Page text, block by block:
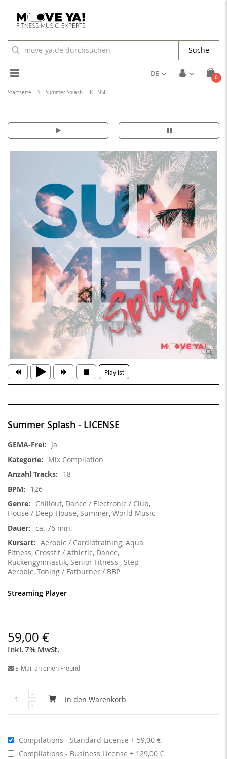
Cart
0
Toggle
Nav
DE
Suche
Startseite Summer Splash - LICENSE
Summer Splash - LICENSE
Weitere
Informationen
Ja
Mix Compilation
18
126
Chillout, Dance / Electronic / Club,
House / Deep House, Summer, World Music
ca. 76 min.
Aerobic / Cardiotraining, Aqua
Fitness, Crossfit / Athletic, Dance,
Rückengymnastik, Senior Fitness , Step
Aerobic, Toning / Fatburner / BBP
Streaming Player
59,00 €
Inkl. 7% MwSt.
E-Mail an einen Freund
Compilations - Standard License
59,00 €
Compilations - Business License
129,00 €
In den Warenkorb
Playlist